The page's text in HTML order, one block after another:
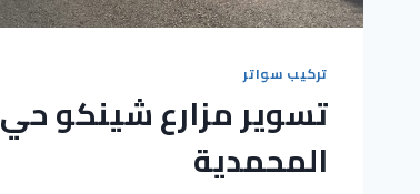
تركيب سواتر
تسوير مزارع شينكو حي
المحمدية